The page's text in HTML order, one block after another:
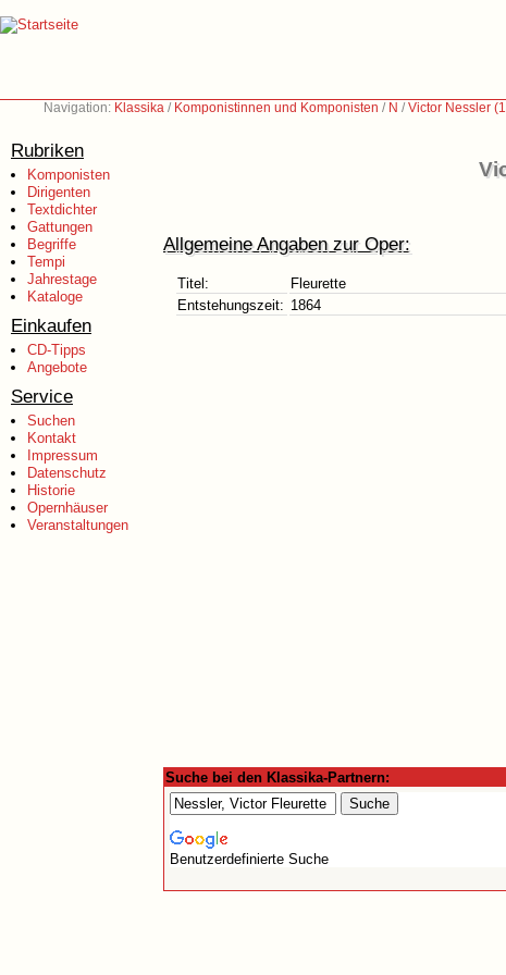
Navigation: Klassika / Komponistinnen und Komponisten / N /Victor Nessler
Rubriken
Komponisten
Dirigenten
Textdichter
Gattungen
Begriffe
Tempi
Jahrestage
Kataloge
Einkaufen
CD-Tipps
Angebote
Service
Suchen
Kontakt
Impressum
Datenschutz
Historie
Opernhäuser
Veranstaltungen
Allgemeine Angaben zur Oper:
Titel:
Fleurette
Entstehungszeit: 1864
Suche bei den Klassika-Partnern:
Benutzerdefinierte Suche